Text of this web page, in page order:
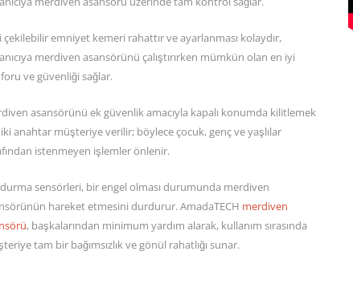
çekilebilir emniyet kemeri rahattır ve ayarlanması kolaydır,
merdiven asansörünü çalıştırırken mümkün olan en iyi
ve güvenliği sağlar.
asansörünü ek güvenlik amacıyla kapalı konumda kilitlemek
anahtar müşteriye verilir; böylece çocuk, genç ve yaşlılar
istenmeyen işlemler önlenir.
sensörleri, bir engel olması durumunda merdiven
hareket etmesini durdurur. AmadaTECH merdiven
, başkalarından minimum yardım alarak, kullanım sırasında
tam bir bağımsızlık ve gönül rahatlığı sunar.